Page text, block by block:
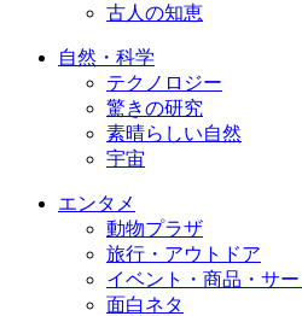
古人の知恵
自然・科学
テクノロジー
驚きの研究
素晴らしい自然
宇宙
エンタメ
動物プラザ
旅行・アウトドア
イベント・商品・サー
面白ネタ